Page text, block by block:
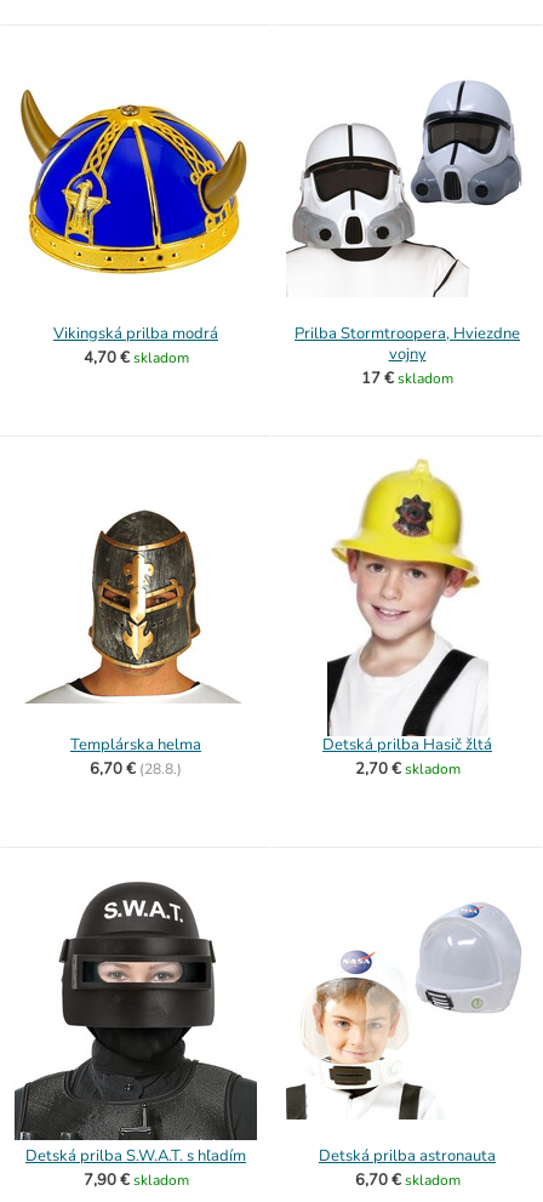
Vikingská prilba modrá
4,70 € skladom
Prilba Stormtroopera, Hviezdne
vojny
17 €skladom
Templárska helma
6,70 € (28.8.)
Detská prilba Hasič žltá
2,70 € skladom
Detská prilba S.W.A.T. s hľadím
7,90 € skladom
Detská prilba astronauta
6,70 € skladom